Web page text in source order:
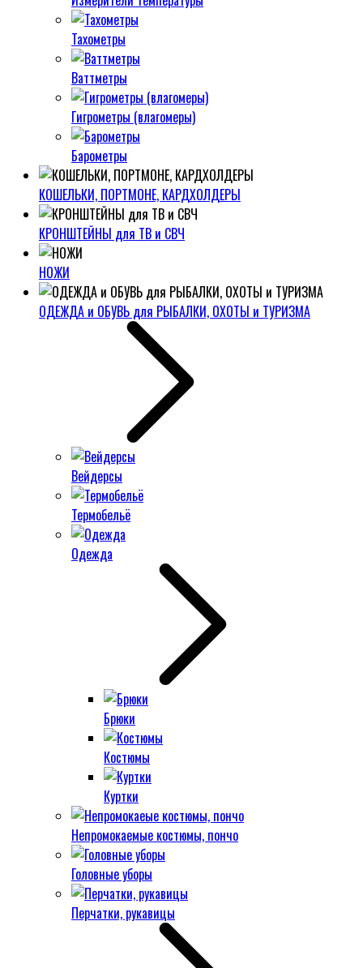
Тахометры
Ваттметры
Гигрометры (влагомеры)
Барометры
КОШЕЛЬКИ, ПОРТМОНЕ, КАРДХОЛДЕРЫ
КРОНШТЕЙНЫ для ТВ и СВЧ
НОЖИ
ОДЕЖДА и ОБУВЬ для РЫБАЛКИ, ОХОТЫ и ТУРИЗМА
Вейдерсы
Термобельё
Одежда
Брюки
Костюмы
Куртки
Непромокаемые костюмы, пончо
Головные уборы
Перчатки, рукавицы